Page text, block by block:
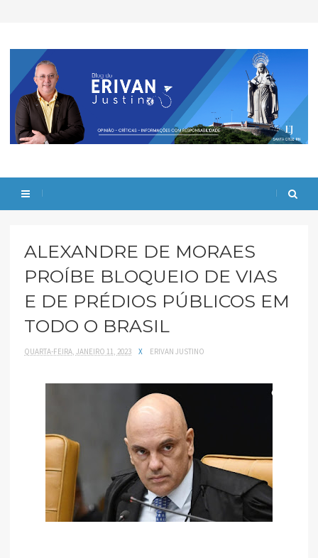
ALEXANDRE DE MORAES
PROÍBE BLOQUEIO DE VIAS
E DE PRÉDIOS PÚBLICOS EM
TODO O BRASIL
QUARTA-FEIRA, JANEIRO 11, 2023 X ERIVAN JUSTINO